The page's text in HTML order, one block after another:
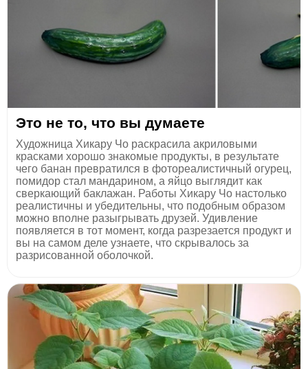
Это не то, что вы думаете
Художница Хикару Чо раскрасила акриловыми
красками хорошо знакомые продукты, в результате
чего банан превратился в фотореалистичный огурец,
помидор стал мандарином, а яйцо выглядит как
сверкающий баклажан. Работы Хикару Чо настолько
реалистичны и убедительны, что подобным образом
можно вполне разыгрывать друзей. Удивление
появляется в тот момент, когда разрезается продукт и
вы на самом деле узнаете, что скрывалось за
разрисованной оболочкой.